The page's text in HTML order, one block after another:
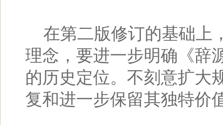
在第二版修订的基础上
理念，要进一步明确《辞
的历史定位。不刻意扩大
复和进一步保留其独特价